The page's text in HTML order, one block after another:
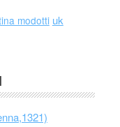
modotti uk